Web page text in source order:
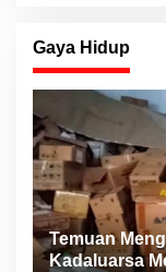
Gaya Hidup
Temuan
Kadaluarsa